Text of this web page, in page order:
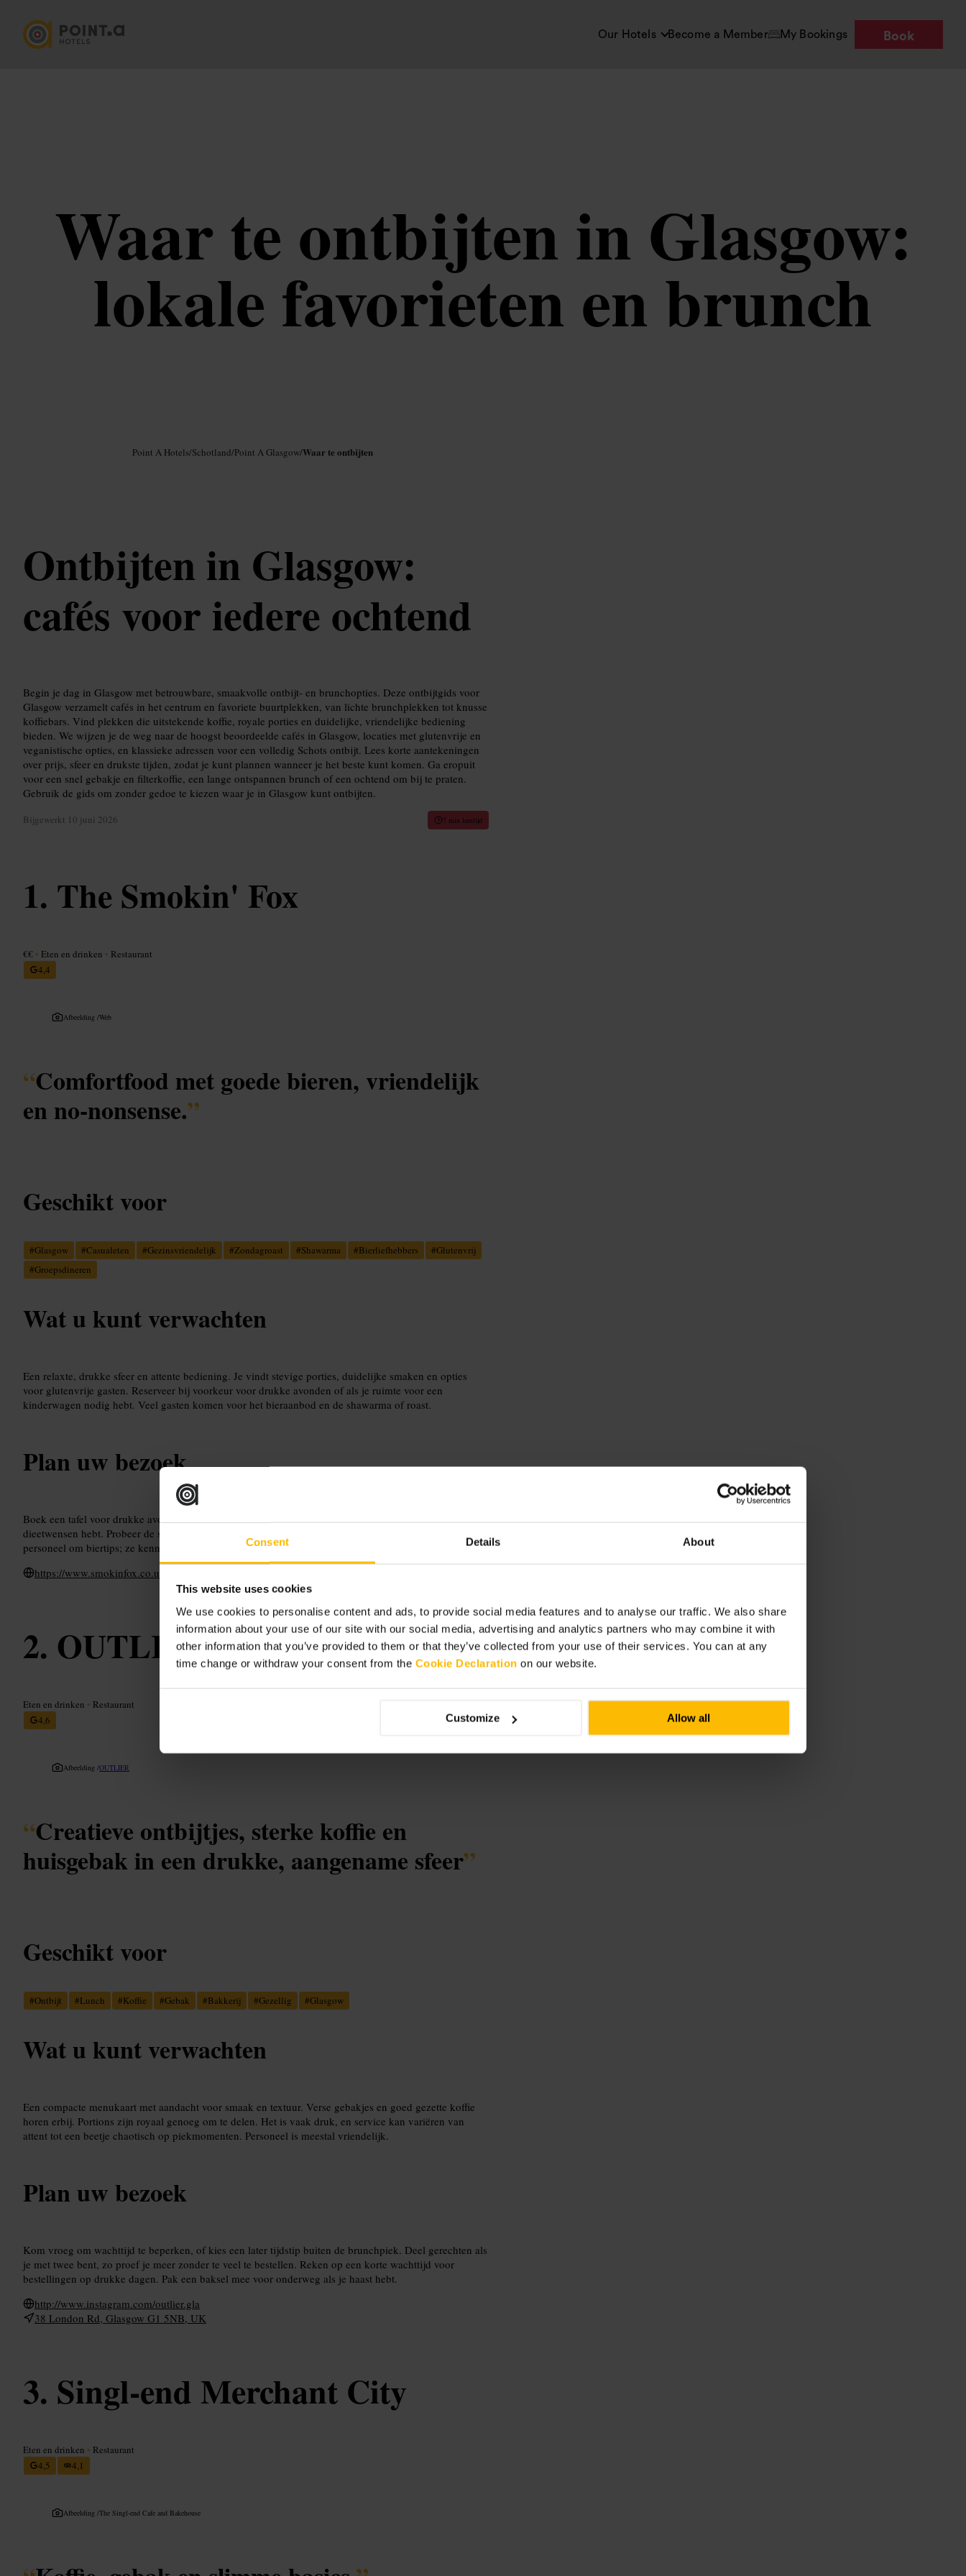
Consent Details About
This website uses cookies
We use cookies to personalise content and ads, to provide social media features and to analyse our traffic. We also share
information about your use of our site with our social media, advertising and analytics partners who may combine it with
other information that you’ve provided to them or that they’ve collected from your use of their services. You can at any
time change or withdraw your consent from the Cookie Declaration on our website.
Customize Allow all
Our Hotels Become a Member My Bookings Book
Waar te ontbijten in Glasgow:
lokale favorieten en brunch
Point A Hotels/Schotland/Point A Glasgow/Waar te ontbijten
Ontbijten in Glasgow:
cafés voor iedere ochtend
Begin je dag in Glasgow met betrouwbare, smaakvolle ontbijt- en brunchopties. Deze ontbijtgids voor
Glasgow verzamelt cafés in het centrum en favoriete buurtplekken, van lichte brunchplekken tot knusse
koffiebars. Vind plekken die uitstekende koffie, royale porties en duidelijke, vriendelijke bediening
bieden. We wijzen je de weg naar de hoogst beoordeelde cafés in Glasgow, locaties met glutenvrije en
veganistische opties, en klassieke adressen voor een volledig Schots ontbijt. Lees korte aantekeningen
over prijs, sfeer en drukste tijden, zodat je kunt plannen wanneer je het beste kunt komen. Ga eropuit
voor een snel gebakje en filterkoffie, een lange ontspannen brunch of een ochtend om bij te praten.
Gebruik de gids om zonder gedoe te kiezen waar je in Glasgow kunt ontbijten.
Bijgewerkt 10 juni 2026 7 min leestijd
The Smokin' Fox
€€ • Eten en drinken • Restaurant
4,4
Afbeelding /Web
“Comfortfood met goede bieren, vriendelijk
en no-nonsense.”
Geschikt voor
#Glasgow #Casualeten #Gezinsvriendelijk #Zondagroast #Shawarma #Bierliefhebbers #Glutenvrij
#Groepsdineren
Wat u kunt verwachten
Een relaxte, drukke sfeer en attente bediening. Je vindt stevige porties, duidelijke smaken en opties
voor glutenvrije gasten. Reserveer bij voorkeur voor drukke avonden of als je ruimte voor een
kinderwagen nodig hebt. Veel gasten komen voor het bieraanbod en de shawarma of roast.
Plan uw bezoek
Boek een tafel voor drukke avonden of de zondagmiddag. Geef bij reserveren aan als je pramruimte of
dieetwensen hebt. Probeer de shawarma of kies de Sunday roast met extra bijgerechten. Vraag het
personeel om biertips; ze kennen de selectie goed.
https://www.smokinfox.co.uk/
OUTLIER
Eten en drinken • Restaurant
4,6
Afbeelding /OUTLIER
“Creatieve ontbijtjes, sterke koffie en
huisgebak in een drukke, aangename sfeer”
Geschikt voor
#Ontbijt #Lunch #Koffie #Gebak #Bakkerij #Gezellig #Glasgow
Wat u kunt verwachten
Een compacte menukaart met aandacht voor smaak en textuur. Verse gebakjes en goed gezette koffie
horen erbij. Portions zijn royaal genoeg om te delen. Het is vaak druk, en service kan variëren van
attent tot een beetje chaotisch op piekmomenten. Personeel is meestal vriendelijk.
Plan uw bezoek
Kom vroeg om wachttijd te beperken, of kies een later tijdstip buiten de brunchpiek. Deel gerechten als
je met twee bent, zo proef je meer zonder te veel te bestellen. Reken op een korte wachttijd voor
bestellingen op drukke dagen. Pak een baksel mee voor onderweg als je haast hebt.
http://www.instagram.com/outlier.gla
38 London Rd, Glasgow G1 5NB, UK
Singl-end Merchant City
Eten en drinken • Restaurant
4,5
4,1
Afbeelding /The Singl-end Cafe and Bakehouse